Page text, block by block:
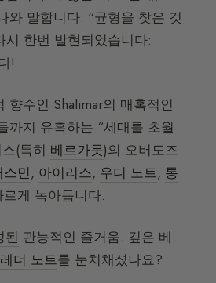
와 말합니다: “균형을 찾은 것
시 한번 발현되었습니다:
!
향수인 Shalimar의 매혹적인
까지 유혹하는 “세대를 초월
(특히 베르가못)의 오버도즈
스민, 아이리스, 우디 노트, 통
게 녹아듭니다.
된 관능적인 즐거움. 깊은 베
레더 노트를 눈치채셨나요?